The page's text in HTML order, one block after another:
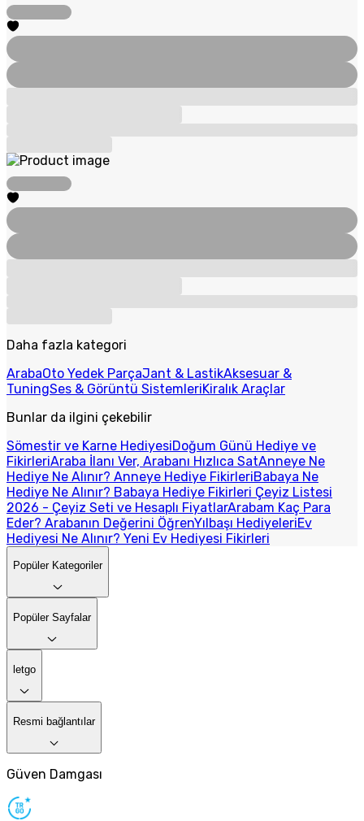
Daha fazla kategori
ArabaOto Yedek ParçaJant & LastikAksesuar &
TuningSes & Görüntü SistemleriKiralık Araçlar
Bunlar da ilgini çekebilir
Sömestir ve Karne HediyesiDoğum Günü Hediye ve
FikirleriAraba İlanı Ver, Arabanı Hızlıca SatAnneye Ne
Hediye Ne Alınır? Anneye Hediye FikirleriBabaya Ne
Hediye Ne Alınır? Babaya Hediye Fikirleri Çeyiz Listesi
2026 - Çeyiz Seti ve Hesaplı FiyatlarArabam Kaç Para
Eder? Arabanın Değerini ÖğrenYılbaşı HediyeleriEv
Hediyesi Ne Alınır? Yeni Ev Hediyesi Fikirleri
Popüler Kategoriler
Popüler Sayfalar
letgo
Resmi bağlantılar
Güven Damgası